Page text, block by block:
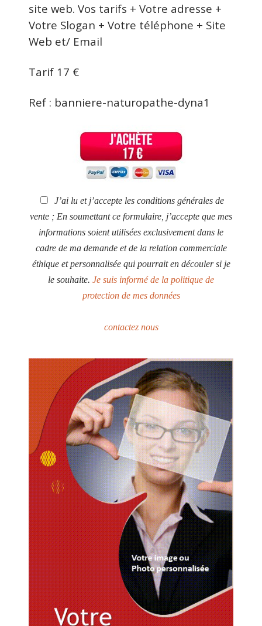
site web. Vos tarifs + Votre adresse +
Votre Slogan + Votre téléphone + Site
Web et/ Email
Tarif 17 €
Ref : banniere-naturopathe-dyna1
J’ai lu et j’accepte les conditions générales de
vente ; En soumettant ce formulaire, j’accepte que mes
informations soient utilisées exclusivement dans le
cadre de ma demande et de la relation commerciale
éthique et personnalisée qui pourrait en découler si je
le souhaite. Je suis informé de la politique de
protection de mes données
contactez nous